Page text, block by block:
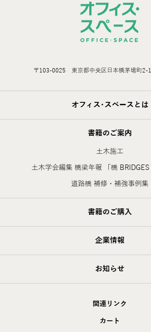
〒103-0025 東京都中央区日本橋茅場町2-
オフィス･スペースとは
書籍のご案内
土木施工
土木学会編集 橋梁年報 「橋 BRIDGES
道路橋 補修・補強事例集
書籍のご購入
企業情報
お知らせ
関連リンク
カート